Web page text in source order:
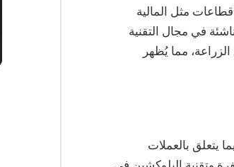
مثل المالية
في مجال التقنية
مما يُظهر
يتعلق بالعملات